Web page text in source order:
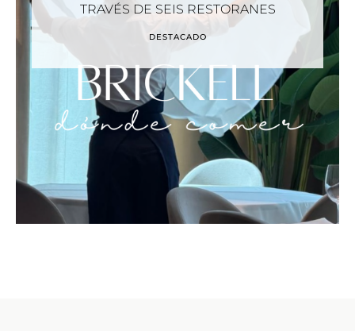
TRAVÉS DE SEIS RESTORANES
DESTACADO